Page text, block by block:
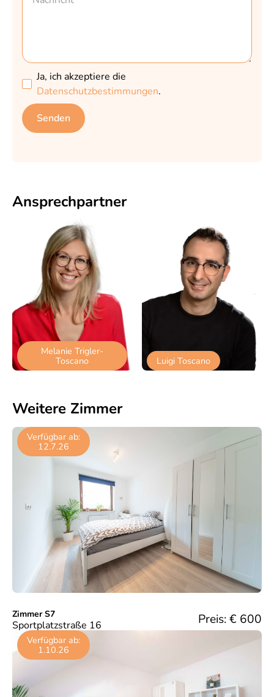
Ja, ich akzeptiere die
Datenschutzbestimmungen.
Weitere Zimmer
Verfügbar ab:
12.7.26
Zimmer S7
Sportplatzstraße 16 Preis: € 600
Verfügbar ab:
1.10.26
Ansprech­partner
Melanie Trigler-
Toscano
Luigi Toscano